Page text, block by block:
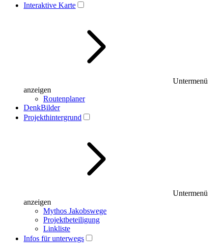
Interaktive Karte
Untermenü
anzeigen
Routenplaner
DenkBilder
Projekthintergrund
Untermenü
anzeigen
Mythos Jakobswege
Projektbeteiligung
Linkliste
Infos für unterwegs